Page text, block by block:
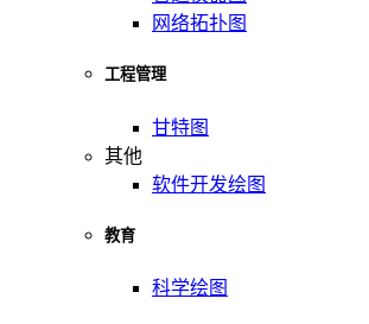
网络拓扑图
工程管理
甘特图
其他
软件开发绘图
教育
科学绘图